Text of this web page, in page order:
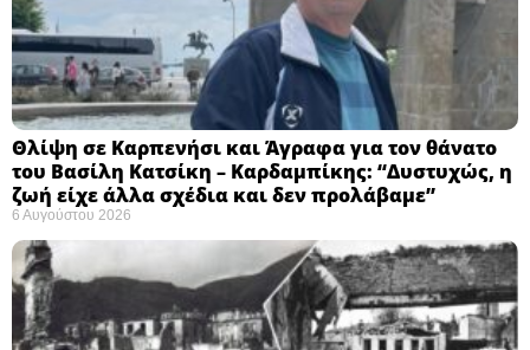
Θλίψη σε Καρπενήσι και Άγραφα για τον θάνατο
του Βασίλη Κατσίκη – Καρδαμπίκης: “Δυστυχώς, η
ζωή είχε άλλα σχέδια και δεν προλάβαμε”
6 Αυγούστου 2026